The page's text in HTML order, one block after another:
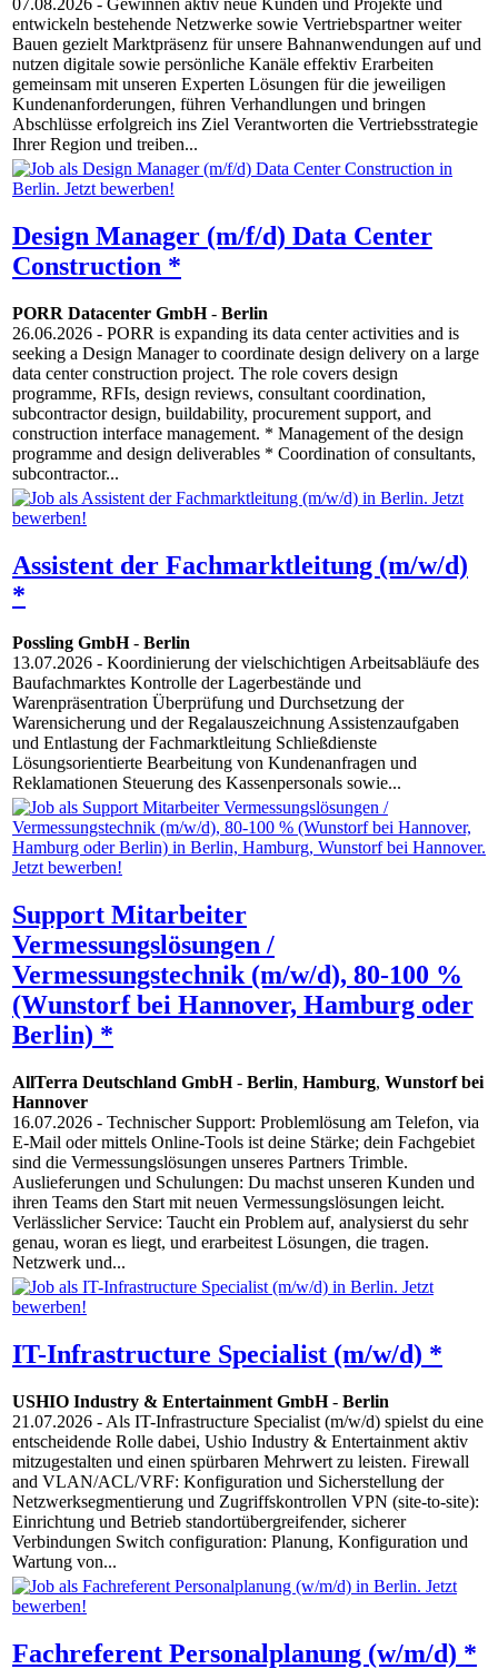
07.08.2026 - Gewinnen aktiv neue Kunden und Projekte und
entwickeln bestehende Netzwerke sowie Vertriebspartner weiter
Bauen gezielt Marktpräsenz für unsere Bahnanwendungen auf und
nutzen digitale sowie persönliche Kanäle effektiv Erarbeiten
gemeinsam mit unseren Experten Lösungen für die jeweiligen
Kundenanforderungen, führen Verhandlungen und bringen
Abschlüsse erfolgreich ins Ziel Verantworten die Vertriebsstrategie
Ihrer Region und treiben...
Design Manager (m/f/d) Data Center
Construction *
PORR Datacenter GmbH- Berlin
26.06.2026 - PORR is expanding its data center activities and is
seeking a Design Manager to coordinate design delivery on a large
data center construction project. The role covers design
programme, RFIs, design reviews, consultant coordination,
subcontractor design, buildability, procurement support, and
construction interface management. * Management of the design
programme and design deliverables * Coordination of consultants,
subcontractor...
Assistent der Fachmarktleitung (m/w/d)
*
Possling GmbH- Berlin
13.07.2026 - Koordinierung der vielschichtigen Arbeitsabläufe des
Baufachmarktes Kontrolle der Lagerbestände und
Warenpräsentration Überprüfung und Durchsetzung der
Warensicherung und der Regalauszeichnung Assistenzaufgaben
und Entlastung der Fachmarktleitung Schließdienste
Lösungsorientierte Bearbeitung von Kundenanfragen und
Reklamationen Steuerung des Kassenpersonals sowie...
Support Mitarbeiter
Vermessungslösungen /
Vermessungstechnik (m/w/d), 80-100 %
(Wunstorf bei Hannover, Hamburg oder
Berlin) *
AllTerra Deutschland GmbH- Berlin, Hamburg, Wunstorf bei
Hannover
16.07.2026 - Technischer Support: Problemlösung am Telefon, via
E-Mail oder mittels Online-Tools ist deine Stärke; dein Fachgebiet
sind die Vermessungslösungen unseres Partners Trimble.
Auslieferungen und Schulungen: Du machst unseren Kunden und
ihren Teams den Start mit neuen Vermessungslösungen leicht.
Verlässlicher Service: Taucht ein Problem auf, analysierst du sehr
genau, woran es liegt, und erarbeitest Lösungen, die tragen.
Netzwerk und...
IT-Infrastructure Specialist (m/w/d) *
USHIO Industry & Entertainment GmbH- Berlin
21.07.2026 - Als IT-Infrastructure Specialist (m/w/d) spielst du eine
entscheidende Rolle dabei, Ushio Industry & Entertainment aktiv
mitzugestalten und einen spürbaren Mehrwert zu leisten. Firewall
and VLAN/ACL/VRF: Konfiguration und Sicherstellung der
Netzwerksegmentierung und Zugriffskontrollen VPN (site-to-site):
Einrichtung und Betrieb standortübergreifender, sicherer
Verbindungen Switch configuration: Planung, Konfiguration und
Wartung von...
Fachreferent Personalplanung (w/m/d) *